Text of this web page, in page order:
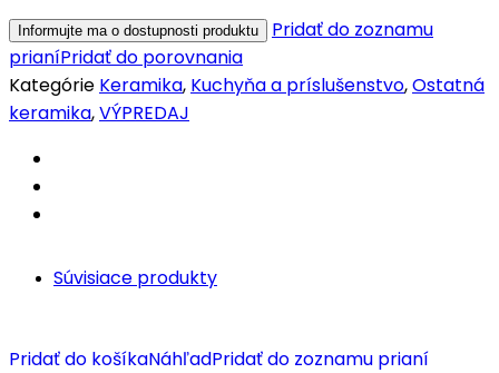
Pridať do zoznamu
prianíPridať do porovnania
Kategórie Keramika, Kuchyňa a príslušenstvo,Ostatná
keramika,VÝPREDAJ
Súvisiace produkty
Pridať do košíkaNáhľadPridať do zoznamu prianí